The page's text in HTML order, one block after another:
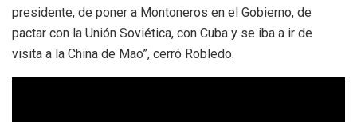
presidente, de poner a Montoneros en el Gobierno, de
pactar con la Unión Soviética, con Cuba y se iba a ir de
visita a la China de Mao”, cerró Robledo.